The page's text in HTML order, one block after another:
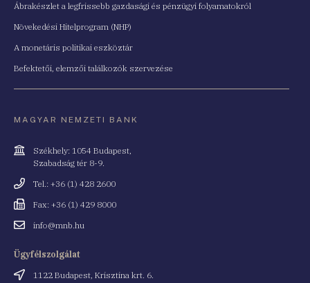
Ábrakészlet a legfrissebb gazdasági és pénzügyi folyamatokról
Növekedési Hitelprogram (NHP)
A monetáris politikai eszköztár
Befektetői, elemzői találkozók szervezése
MAGYAR NEMZETI BANK
Cím
Székhely: 1054 Budapest,
Szabadság tér 8-9.
Telefonszám
Tel.: +36 (1) 428 2600
Fax
Fax: +36 (1) 429 8000
Emailinfo@mnb.hu
Ügyfélszolgálat
Cím
1122 Budapest, Krisztina krt. 6.